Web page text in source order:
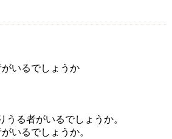
いるでしょうか
うる者がいるでしょうか。
いるでしょうか。